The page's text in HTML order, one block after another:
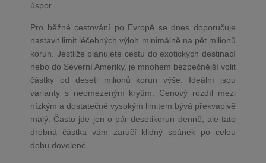
úspor.
Pro běžné cestování po Evropě se dnes doporučuje
nastavit limit léčebných výloh minimálně na pět milionů
korun. Jestliže plánujete cestu do exotických destinací
nebo do Severní Ameriky, je mnohem bezpečnější volit
částky od deseti milionů korun výše. Ideální jsou
varianty s neomezeným krytím. Cenový rozdíl mezi
nízkým a dostatečně vysokým limitem bývá překvapivě
malý. Často jde jen o pár desetikorun denně, ale tato
drobná částka vám zaručí klidný spánek po celou
dobu dovolené.